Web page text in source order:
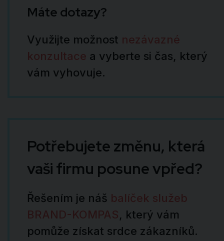
Máte dotazy?
Využijte možnost nezávazné
konzultace a vyberte si čas, který
vám vyhovuje.
Potřebujete změnu, která
vaši firmu posune vpřed?
Řešením je náš balíček služeb
BRAND-KOMPAS, který vám
pomůže získat srdce zákazníků.